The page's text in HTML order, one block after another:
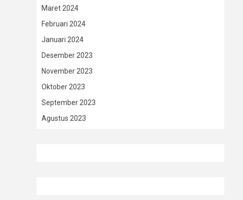
Maret 2024
Februari 2024
Januari 2024
Desember 2023
November 2023
Oktober 2023
September 2023
Agustus 2023